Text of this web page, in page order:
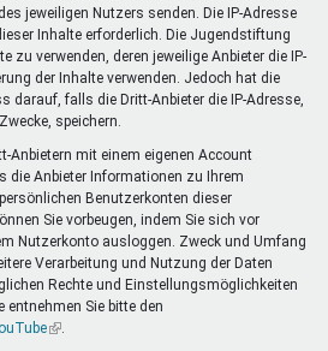
jeweiligen Nutzers senden. Die IP-Adresse
Inhalte erforderlich. Die Jugendstiftung
zu verwenden, deren jeweilige Anbieter die IP-
der Inhalte verwenden. Jedoch hat die
darauf, falls die Dritt-Anbieter die IP-Adresse,
speichern.
Anbietern mit einem eigenen Account
die Anbieter Informationen zu Ihrem
Benutzerkonten dieser
Sie vorbeugen, indem Sie sich vor
Nutzerkonto ausloggen. Zweck und Umfang
Verarbeitung und Nutzung der Daten
Rechte und Einstellungsmöglichkeiten
entnehmen Sie bitte den
(Link